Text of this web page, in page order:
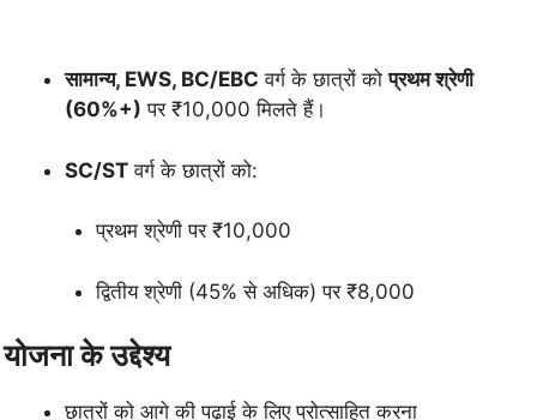
सामान्य, EWS, BC/EBC वर्ग के छात्रों कोप्रथम श्रेणी
(60%+) पर ₹10,000 मिलते हैं।
SC/ST वर्ग के छात्रों को:
प्रथम श्रेणी पर ₹10,000
द्वितीय श्रेणी (45% से अधिक) पर ₹8,000
योजना के उद्देश्य
छात्रों को आगे की पढ़ाई के लिए प्रोत्साहित करना